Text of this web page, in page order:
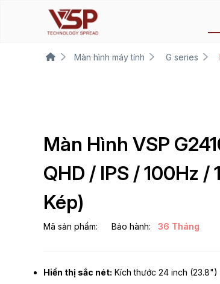
Màn hình máy tính G series
Màn Hình VSP
QHD / IPS / 100Hz /
Kép)
Mã sản phẩm: Bảo hành: 36 Tháng
Hiển thị sắc nét: Kích thước 24 inch (23.8")